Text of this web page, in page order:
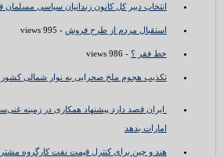
انتخاب دبیر کل کانون زندانیان سیاسی مسلمان
استقبال مردم از طرح فروش - 995 views
خط فقر ؟ - 986 views
تکذیب هجوم ملخ صحرایی به نوار شمالی کشور
ایران قصد دارد پیشنهاد همکاری در زمینه
امارات بدهد
هند و چین برای کنترل قیمت نفت کارگروه